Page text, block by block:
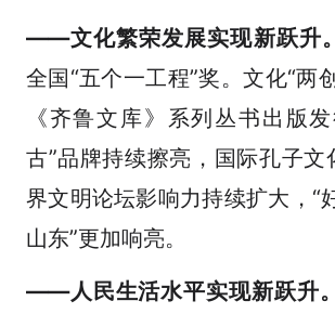
——文化繁荣发展实现新跃升。
全国“五个一工程”奖。文化“两
《齐鲁文库》系列丛书出版
古”品牌持续擦亮，国际孔子文
界文明论坛影响力持续扩大，“
山东”更加响亮。
——人民生活水平实现新跃升。